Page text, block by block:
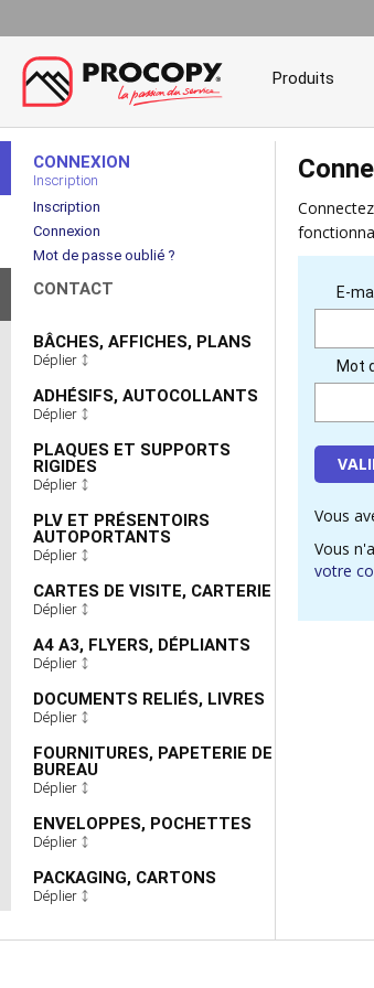
Produits
CONNEXION
Inscription
Inscription
Connexion
Mot de passe oublié ?
CONTACT
BÂCHES, AFFICHES, PLANS
Déplier
ADHÉSIFS, AUTOCOLLANTS
Déplier
PLAQUES ET SUPPORTS
RIGIDES
Déplier
PLV ET PRÉSENTOIRS
AUTOPORTANTS
Déplier
CARTES DE VISITE, CARTERIE
Déplier
A4 A3, FLYERS, DÉPLIANTS
Déplier
DOCUMENTS RELIÉS, LIVRES
Déplier
FOURNITURES, PAPETERIE DE
BUREAU
Déplier
ENVELOPPES, POCHETTES
Déplier
PACKAGING, CARTONS
Déplier
E-
Mot
Vous
Vous
votre